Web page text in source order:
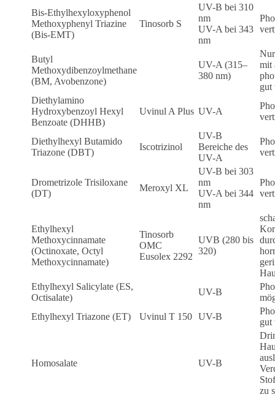
Bis-Ethylhexyloxyphenol
Methoxyphenyl Triazine
(Bis-EMT)
Tinosorb S
UV-B bei 310
nm
UV-A bei 343
nm
Butyl
Methoxydibenzoylmethane
(BM, Avobenzone)
UV-A (315–
380 nm)
mit
gut
Diethylamino
Hydroxybenzoyl Hexyl
Benzoate (DHHB)
Uvinul A Plus UV-A
Diethylhexyl Butamido
Triazone (DBT)
Iscotrizinol
UV-B
Bereiche des
UV-A
Drometrizole Trisiloxane
(DT)
Meroxyl XL
UV-B bei 303
nm
UV-A bei 344
nm
Ethylhexyl
Methoxycinnamate
(Octinoxate, Octyl
Methoxycinnamate)
Tinosorb
OMC
Eusolex 2292
UVB (280 bis
320)
Ethylhexyl Salicylate (ES,
Octisalate)
UV-B
Ethylhexyl Triazone (ET)
Uvinul T 150 UV-B
gut
Homosalate UV-B
zu